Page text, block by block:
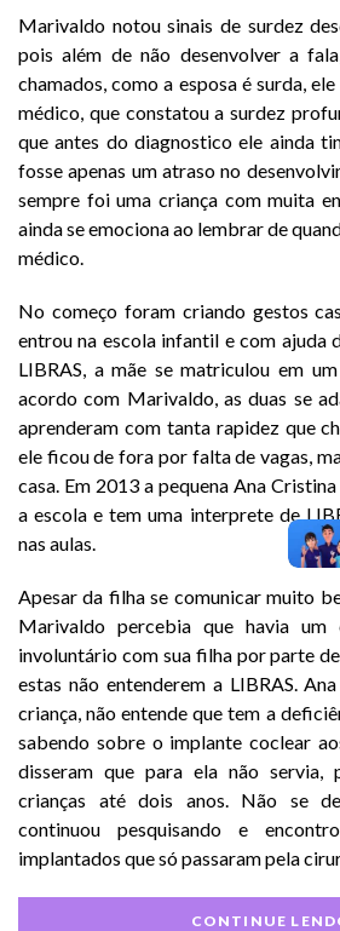
Marivaldo notou sinais de surdez
pois além de não desenvolver a
chamados, como a esposa é surda,
médico, que constatou a surdez
que antes do diagnostico ele ainda
fosse apenas um atraso no
sempre foi uma criança com muita
ainda se emociona ao lembrar de
médico.
No começo foram criando gestos
entrou na escola infantil e com ajuda
LIBRAS, a mãe se matriculou em
acordo com Marivaldo, as duas se
aprenderam com tanta rapidez que
ele ficou de fora por falta de vagas,
casa. Em 2013 a pequena Ana
a escola e tem uma interprete de
nas aulas.
Apesar da filha se comunicar muito
Marivaldo percebia que havia um
involuntário com sua filha por parte
estas não entenderem a LIBRAS.
criança, não entende que tem a
sabendo sobre o implante coclear
disseram que para ela não servia,
crianças até dois anos. Não se
continuou pesquisando e
implantados que só passaram pela
CONTINUE